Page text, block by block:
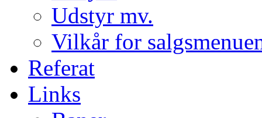
Udstyr mv.
Vilkår for
Referat
Links